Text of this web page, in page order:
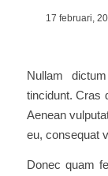
17 februari,
Nullam
tincidunt. Cras
Aenean
eu, consequat
Donec quam